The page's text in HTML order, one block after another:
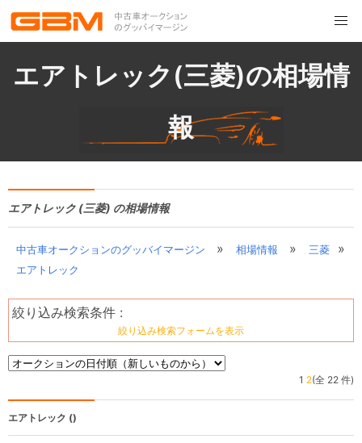
エアトレック(三菱)の相場情
報
エアトレック (三菱) の相場情報
中古車オークションのグッバイマージン » 相場情報 » 三菱 »
エアトレック
絞り込み検索条件 :
絞り込み検索フォームを表示
1 2(全 22 件)
エアトレック ()